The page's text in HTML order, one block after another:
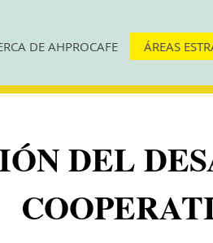
DE AHPROCAFE ÁREAS
DEL